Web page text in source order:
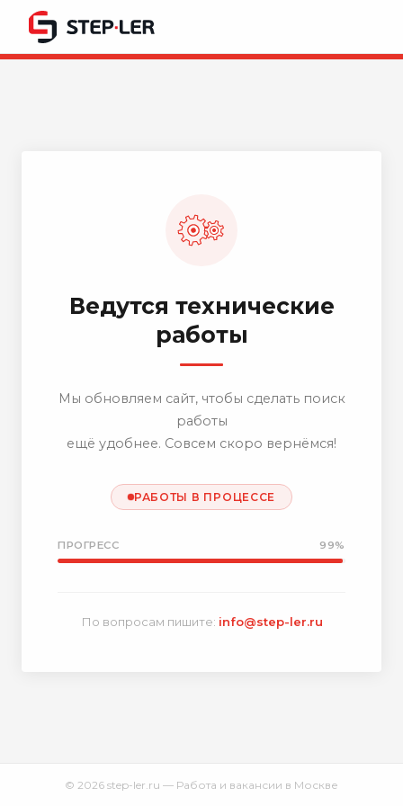
Ведутся технические
работы
Мы обновляем сайт, чтобы сделать поиск
работы
ещё удобнее. Совсем скоро вернёмся!
РАБОТЫ В ПРОЦЕССЕ
ПРОГРЕСС 99%
По вопросам пишите: info@step-ler.ru
© 2026 step-ler.ru — Работа и вакансии в Москве